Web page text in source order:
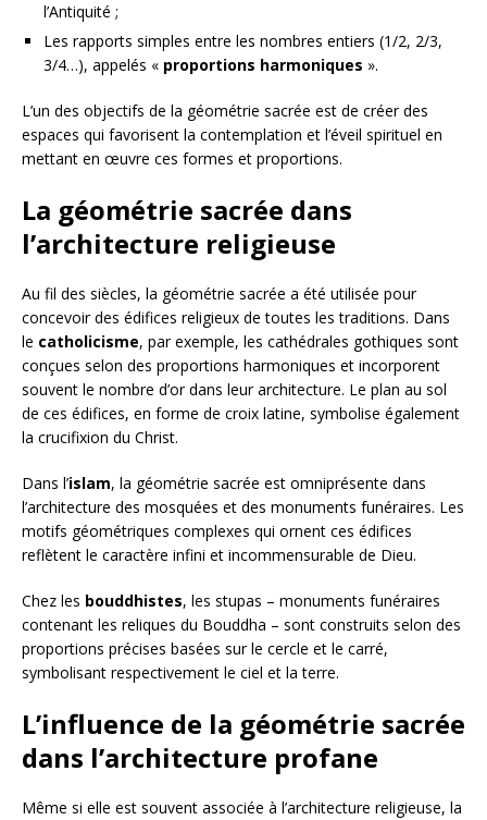
l’Antiquité ;
Les rapports simples entre les nombres entiers (1/2, 2/3,
3/4…), appelés « proportions harmoniques ».
L’un des objectifs de la géométrie sacrée est de créer des
espaces qui favorisent la contemplation et l’éveil spirituel en
mettant en œuvre ces formes et proportions.
La géométrie sacrée dans
l’architecture religieuse
Au fil des siècles, la géométrie sacrée a été utilisée pour
concevoir des édifices religieux de toutes les traditions. Dans
le catholicisme, par exemple, les cathédrales gothiques sont
conçues selon des proportions harmoniques et incorporent
souvent le nombre d’or dans leur architecture. Le plan au sol
de ces édifices, en forme de croix latine, symbolise également
la crucifixion du Christ.
Dans l’islam, la géométrie sacrée est omniprésente dans
l’architecture des mosquées et des monuments funéraires. Les
motifs géométriques complexes qui ornent ces édifices
reflètent le caractère infini et incommensurable de Dieu.
Chez les bouddhistes, les stupas – monuments funéraires
contenant les reliques du Bouddha – sont construits selon des
proportions précises basées sur le cercle et le carré,
symbolisant respectivement le ciel et la terre.
L’influence de la géométrie sacrée
dans l’architecture profane
Même si elle est souvent associée à l’architecture religieuse, la